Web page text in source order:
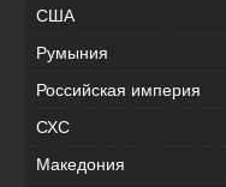
США
Румыния
Российская империя
СХС
Македония